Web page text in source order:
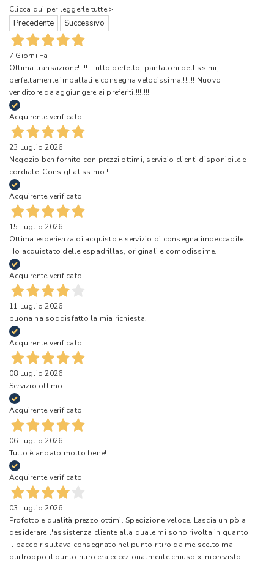
Clicca qui per leggerle tutte >
Precedente Successivo
7 Giorni Fa
Ottima transazione!!!!!! Tutto perfetto, pantaloni bellissimi,
perfettamente imballati e consegna velocissima!!!!!!! Nuovo
venditore da aggiungere ai preferiti!!!!!!!!
Acquirente verificato
23 Luglio 2026
Negozio ben fornito con prezzi ottimi, servizio clienti disponibile e
cordiale. Consigliatissimo !
Acquirente verificato
15 Luglio 2026
Ottima esperienza di acquisto e servizio di consegna impeccabile.
Ho acquistato delle espadrillas, originali e comodissime.
Acquirente verificato
11 Luglio 2026
buona ha soddisfatto la mia richiesta!
Acquirente verificato
08 Luglio 2026
Servizio ottimo.
Acquirente verificato
06 Luglio 2026
Tutto è andato molto bene!
Acquirente verificato
03 Luglio 2026
Profotto e qualità prezzo ottimi. Spedizione veloce. Lascia un pò a
desiderare l'assistenza cliente alla quale mi sono rivolta in quanto
il pacco risultava consegnato nel punto ritiro da me scelto ma
purtroppo il punto ritiro era eccezionalmente chiuso x imprevisto